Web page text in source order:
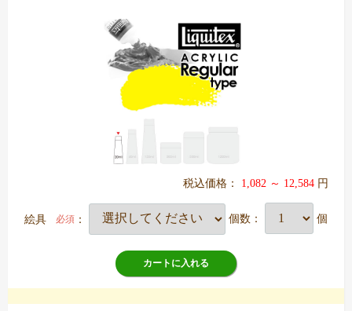
税込価格： 1,082 ～ 12,584 円
絵具 必須 ： 個数： 個
カートに入れる